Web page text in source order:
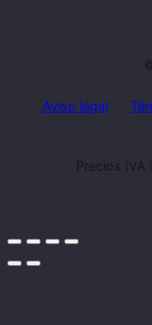
Aviso legal
Precios